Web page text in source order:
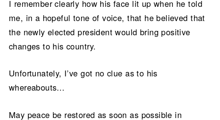
I remember clearly how his face lit up when he told
me, in a hopeful tone of voice, that he believed that
the newly elected president would bring positive
changes to his country.
Unfortunately, I’ve got no clue as to his
whereabouts…
May peace be restored as soon as possible in